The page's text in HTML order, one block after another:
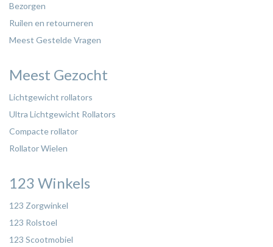
Bezorgen
Ruilen en retourneren
Meest Gestelde Vragen
Meest Gezocht
Lichtgewicht rollators
Ultra Lichtgewicht Rollators
Compacte rollator
Rollator Wielen
123 Winkels
123 Zorgwinkel
123 Rolstoel
123 Scootmobiel